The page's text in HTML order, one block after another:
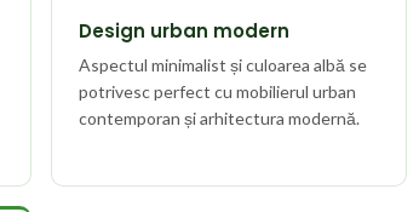
Design urban modern
Aspectul minimalist și culoarea albă se
potrivesc perfect cu mobilierul urban
contemporan și arhitectura modernă.